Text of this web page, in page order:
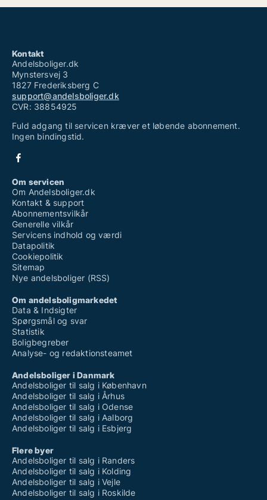
Kontakt
Andelsboliger.dk
Mynstersvej 3
1827 Frederiksberg C
support@andelsboliger.dk
CVR: 38854925
Fuld adgang til servicen kræver et løbende abonnement.
Ingen bindingstid.
Om servicen
Om Andelsboliger.dk
Kontakt & support
Abonnementsvilkår
Generelle vilkår
Servicens indhold og værdi
Datapolitik
Cookiepolitik
Sitemap
Nye andelsboliger (RSS)
Om andelsboligmarkedet
Data & Indsigter
Spørgsmål og svar
Statistik
Boligbegreber
Analyse- og redaktionsteamet
Andelsboliger i Danmark
Andelsboliger til salg i København
Andelsboliger til salg i Århus
Andelsboliger til salg i Odense
Andelsboliger til salg i Aalborg
Andelsboliger til salg i Esbjerg
Flere byer
Andelsboliger til salg i Randers
Andelsboliger til salg i Kolding
Andelsboliger til salg i Vejle
Andelsboliger til salg i Roskilde